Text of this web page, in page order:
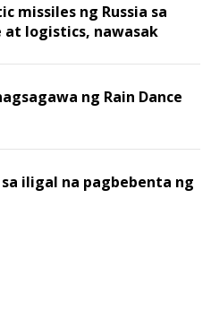
missiles ng Russia sa
at logistics, nawasak
ng Rain Dance
iligal na pagbebenta ng